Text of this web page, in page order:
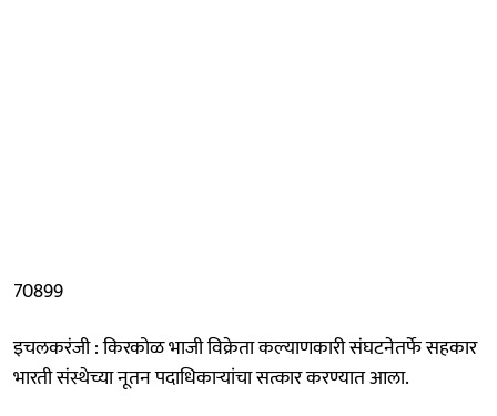
70899
इचलकरंजी : किरकोळ भाजी विक्रेता कल्याणकारी संघटनेतर्फे सहकार
भारती संस्थेच्या नूतन पदाधिकाऱ्यांचा सत्कार करण्यात आला.